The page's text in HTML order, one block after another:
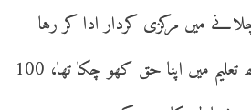
میں مرکزی کردار ادا کر رہا
ہے، ترمیم کے بعد سندھ تعلیم میں اپنا حق کھو چکا تھا، 100